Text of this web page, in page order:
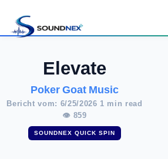
Elevate
Poker Goat Music
Bericht vom: 6/25/2026 1 min read
👁 859
SOUNDNEX QUICK SPIN